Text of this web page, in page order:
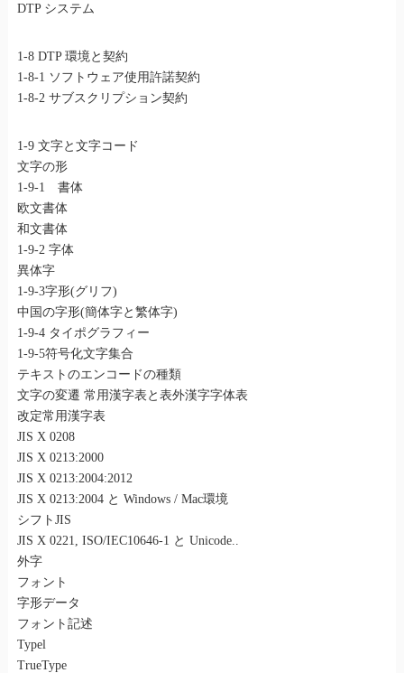
DTP システム
1-8 DTP 環境と契約
1-8-1 ソフトウェア使用許諾契約
1-8-2 サブスクリプション契約
1-9 文字と文字コード
文字の形
1-9-1 書体
欧文書体
和文書体
1-9-2 字体
異体字
1-9-3字形(グリフ)
中国の字形(簡体字と繁体字)
1-9-4 タイポグラフィー
1-9-5符号化文字集合
テキストのエンコードの種類
文字の変遷 常用漢字表と表外漢字字体表
改定常用漢字表
JIS X 0208
JIS X 0213:2000
JIS X 0213:2004:2012
JIS X 0213:2004 と Windows / Mac環境
シフトJIS
JIS X 0221, ISO/IEC10646-1 と Unicode..
外字
フォント
字形データ
フォント記述
Typel
TrueType